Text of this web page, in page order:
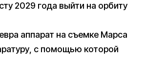
2029 года выйти на орбиту
аппарат на съемке Марса
с помощью которой